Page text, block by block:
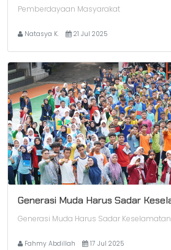
Pemberdayaan Masyarakat
Natasya K. 21 Jul 2025
Generasi Muda Harus Sadar
Generasi Muda Harus Sadar Keselamatan
Fahmy Abdillah 17 Jul 2025